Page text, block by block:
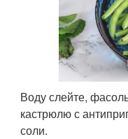
Воду слейте,
кастрюлю с
соли.